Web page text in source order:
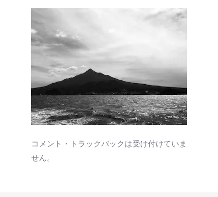
コメント・トラックバックは受け付けていま
せん。